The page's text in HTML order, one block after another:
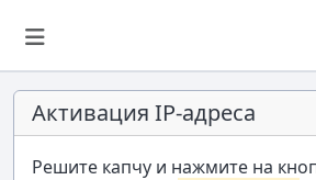
Активация IP-адреса
Решите капчу и нажмите на